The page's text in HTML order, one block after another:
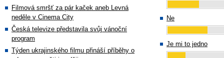
Filmová smršť za pár kaček aneb Levná
neděle v Cinema City
Česká televize představila svůj vánoční
program
Týden ukrajinského filmu přináší příběhy o
Ne
Je mi to jedno